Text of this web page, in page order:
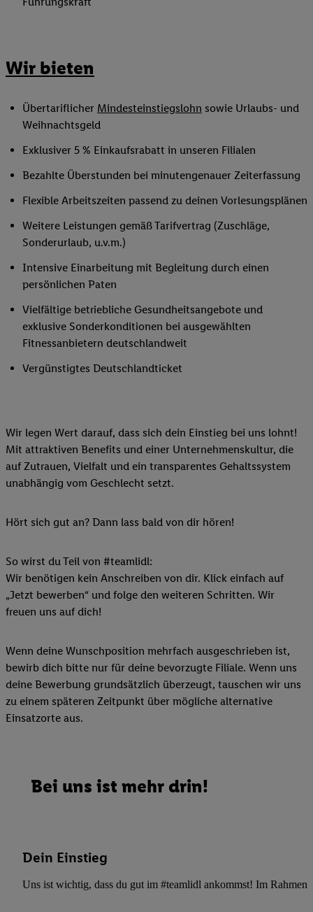
Wir bieten
Übertariflicher Mindesteinstiegslohn sowie Urlaubs- und
Weihnachtsgeld
Exklusiver 5 % Einkaufsrabatt in unseren Filialen
Bezahlte Überstunden bei minutengenauer Zeiterfassung
Flexible Arbeitszeiten passend zu deinen Vorlesungsplänen
Weitere Leistungen gemäß Tarifvertrag (Zuschläge,
Sonderurlaub, u.v.m.)
Intensive Einarbeitung mit Begleitung durch einen
persönlichen Paten
Vielfältige betriebliche Gesundheitsangebote und
exklusive Sonderkonditionen bei ausgewählten
Fitnessanbietern deutschlandweit
Vergünstigtes Deutschlandticket
Wir legen Wert darauf, dass sich dein Einstieg bei uns lohnt!
Mit attraktiven Benefits und einer Unternehmenskultur, die
auf Zutrauen, Vielfalt und ein transparentes Gehaltssystem
unabhängig vom Geschlecht setzt.
Hört sich gut an? Dann lass bald von dir hören!
So wirst du Teil von #teamlidl:
Wir benötigen kein Anschreiben von dir. Klick einfach auf
„Jetzt bewerben“ und folge den weiteren Schritten. Wir
freuen uns auf dich!
Wenn deine Wunschposition mehrfach ausgeschrieben ist,
bewirb dich bitte nur für deine bevorzugte Filiale. Wenn uns
deine Bewerbung grundsätzlich überzeugt, tauschen wir uns
zu einem späteren Zeitpunkt über mögliche alternative
Einsatzorte aus.
Bei uns ist mehr drin!
Dein Einstieg
Uns ist wichtig, dass du gut im #teamlidl ankommst! Im Rahmen